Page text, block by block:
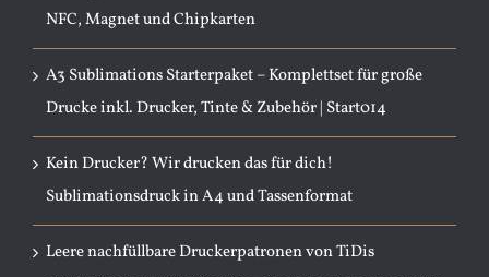
NFC, Magnet und Chipkarten
A3 Sublimations Starterpaket – Komplettset für große
Drucke inkl. Drucker, Tinte & Zubehör | Start014
Kein Drucker? Wir drucken das für dich!
Sublimationsdruck in A4 und Tassenformat
Leere nachfüllbare Druckerpatronen von TiDis